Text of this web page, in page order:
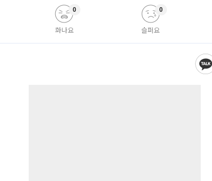
화나요
0
슬퍼요
0